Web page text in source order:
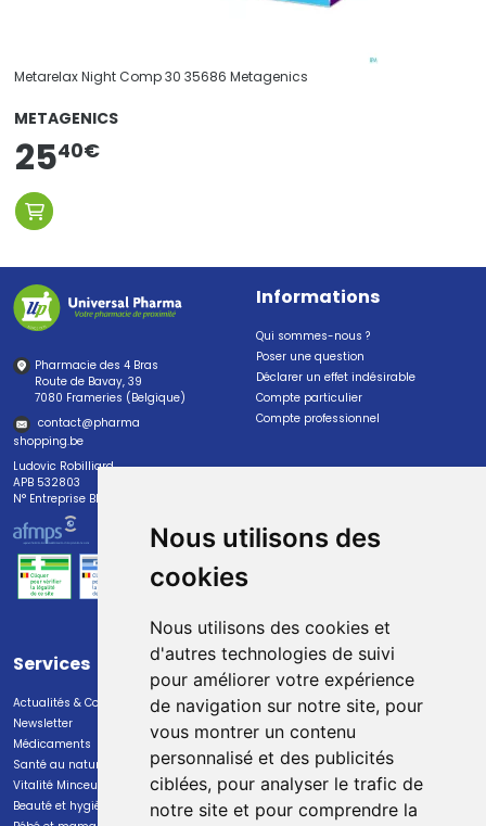
Nous utilisons des
cookies
Nous utilisons des cookies et
d'autres technologies de suivi
pour améliorer votre expérience
de navigation sur notre site, pour
vous montrer un contenu
personnalisé et des publicités
ciblées, pour analyser le trafic de
notre site et pour comprendre la
Metarelax Night Comp 30 35686 Metagenics
METAGENICS
2540€
Pharmacie des 4 Bras
Route de Bavay, 39
7080 Frameries (Belgique)
contact@pharma
shopping.be
Ludovic Robilliard
APB 532803
N° Entreprise BE0447.382.113
Informations
Qui sommes-nous ?
Poser une question
Déclarer un effet indésirable
Compte particulier
Compte professionnel
Services
Actualités & Conseils
Newsletter
Médicaments
Santé au naturel
Vitalité Minceur Nutrition
Beauté et hygiène
Paiement
Paiement sécurisé